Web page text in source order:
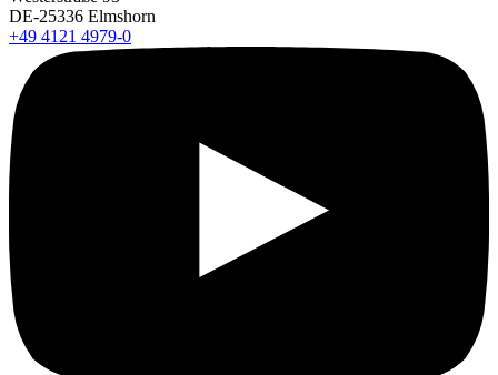
DE-25336 Elmshorn
+49 4121 4979-0